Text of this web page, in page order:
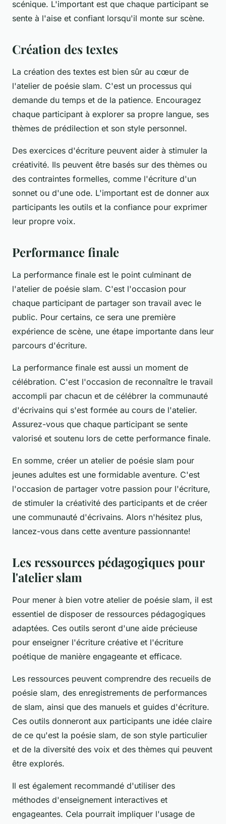
scénique. L'important est que chaque participant se
sente à l'aise et confiant lorsqu'il monte sur scène.
Création des textes
La création des textes est bien sûr au cœur de
l'atelier de poésie slam. C'est un processus qui
demande du temps et de la patience. Encouragez
chaque participant à explorer sa propre langue, ses
thèmes de prédilection et son style personnel.
Des exercices d'écriture peuvent aider à stimuler la
créativité. Ils peuvent être basés sur des thèmes ou
des contraintes formelles, comme l'écriture d'un
sonnet ou d'une ode. L'important est de donner aux
participants les outils et la confiance pour exprimer
leur propre voix.
Performance finale
La performance finale est le point culminant de
l'atelier de poésie slam. C'est l'occasion pour
chaque participant de partager son travail avec le
public. Pour certains, ce sera une première
expérience de scène, une étape importante dans leur
parcours d'écriture.
La performance finale est aussi un moment de
célébration. C'est l'occasion de reconnaître le travail
accompli par chacun et de célébrer la communauté
d'écrivains qui s'est formée au cours de l'atelier.
Assurez-vous que chaque participant se sente
valorisé et soutenu lors de cette performance finale.
En somme, créer un atelier de poésie slam pour
jeunes adultes est une formidable aventure. C'est
l'occasion de partager votre passion pour l'écriture,
de stimuler la créativité des participants et de créer
une communauté d'écrivains. Alors n'hésitez plus,
lancez-vous dans cette aventure passionnante!
Les ressources pédagogiques pour
l'atelier slam
Pour mener à bien votre atelier de poésie slam, il est
essentiel de disposer de ressources pédagogiques
adaptées. Ces outils seront d'une aide précieuse
pour enseigner l'écriture créative et l'écriture
poétique de manière engageante et efficace.
Les ressources peuvent comprendre des recueils de
poésie slam, des enregistrements de performances
de slam, ainsi que des manuels et guides d'écriture.
Ces outils donneront aux participants une idée claire
de ce qu'est la poésie slam, de son style particulier
et de la diversité des voix et des thèmes qui peuvent
être explorés.
Il est également recommandé d'utiliser des
méthodes d'enseignement interactives et
engageantes. Cela pourrait impliquer l'usage de